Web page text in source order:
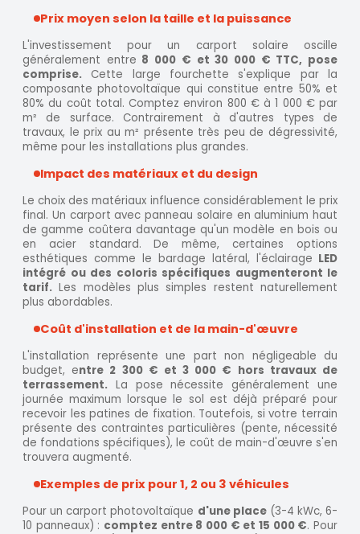
Prix moyen selon la taille et la puissance
L'investissement pour un carport solaire oscille
généralement entre 8 000 € et 30 000 € TTC, pose
comprise. Cette large fourchette s'explique par la
composante photovoltaïque qui constitue entre 50% et
80% du coût total. Comptez environ 800 € à 1 000 € par
m² de surface. Contrairement à d'autres types de
travaux, le prix au m² présente très peu de dégressivité,
même pour les installations plus grandes.
Impact des matériaux et du design
Le choix des matériaux influence considérablement le prix
final. Un carport avec panneau solaire en aluminium haut
de gamme coûtera davantage qu'un modèle en bois ou
en acier standard. De même, certaines options
esthétiques comme le bardage latéral, l'éclairage LED
intégré ou des coloris spécifiques augmenteront le
tarif. Les modèles plus simples restent naturellement
plus abordables.
Coût d'installation et de la main-d'œuvre
L'installation représente une part non négligeable du
budget, entre 2 300 € et 3 000 € hors travaux de
terrassement. La pose nécessite généralement une
journée maximum lorsque le sol est déjà préparé pour
recevoir les patines de fixation. Toutefois, si votre terrain
présente des contraintes particulières (pente, nécessité
de fondations spécifiques), le coût de main-d'œuvre s'en
trouvera augmenté.
Exemples de prix pour 1, 2 ou 3 véhicules
Pour un carport photovoltaïque d'une place(3-4 kWc, 6-
10 panneaux) : comptez entre 8 000 € et 15 000 €. Pour